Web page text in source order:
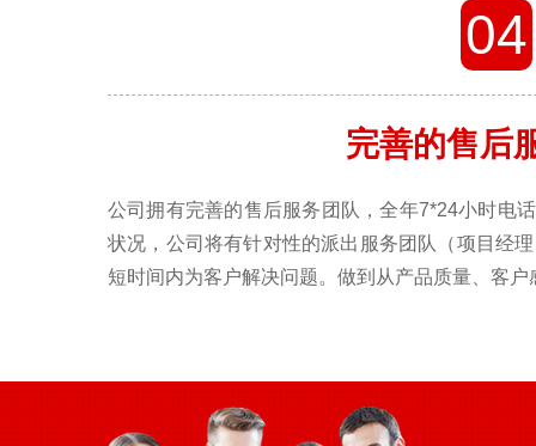
04
完善的售后
公司拥有完善的售后服务团队，全年7*24小时电
状况，公司将有针对性的派出服务团队（项目经
短时间内为客户解决问题。做到从产品质量、客